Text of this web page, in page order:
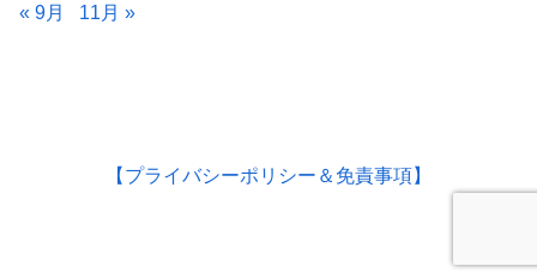
« 9月 11月 »
【プライバシーポリシー＆免責事項】